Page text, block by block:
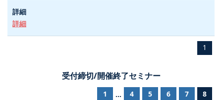
詳細
1
受付締切/開催終了セミナー
1 ... 4 5 6 7 8